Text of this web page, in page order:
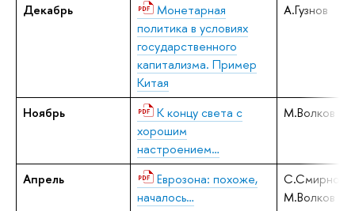
Декабрь
Монетарная
политика в условиях
государственного
капитализма. Пример
Китая
А.Гузнов
Ноябрь
К концу света с
хорошим
настроением…
М.Волков
Апрель
Еврозона: похоже,
началось…
С.Смирнов,
М.Волков